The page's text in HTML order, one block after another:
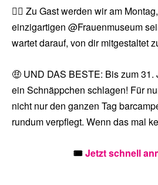
🙋‍♀️ Zu Gast werden wir am
einzigartigen @Frauenmuseum
wartet darauf, von dir mitgestaltet
🤑 UND DAS BESTE: Bis zum 31.
ein Schnäppchen schlagen! Für
nicht nur den ganzen Tag
rundum verpflegt. Wenn das mal
🎟️Jetzt schnell